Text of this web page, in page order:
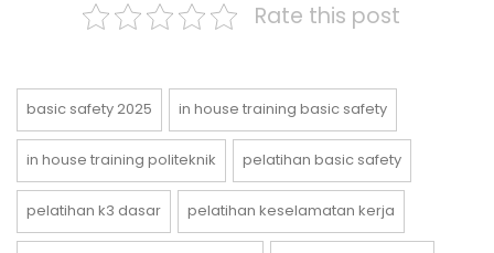
Rate this post
basic safety 2025 in house training basic safety
in house training politeknik pelatihan basic safety
pelatihan k3 dasar pelatihan keselamatan kerja